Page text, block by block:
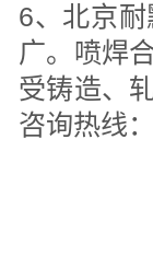
6、北京
广。喷焊
受铸造、
咨询热线